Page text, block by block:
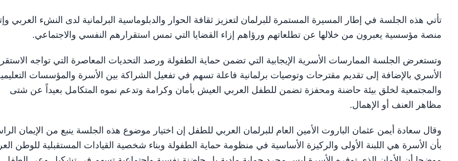
تأتي هذه الجلسة في إطار المسيرة المستمرة للبرلمان لتعزيز ثقافة الحوار والدبلوماسية البرلمانية لدى النشء العربي
منصة مؤسسية يعبرون من خلالها عن تطلعاتهم ورؤاهم إزاء القضايا التي تمس استقرارهم النفسي والاجتماعي.
وتستعرض الجلسة الممارسات الأسرية الإيجابية التي تضمن حماية الطفولة ورصد التحديات المعاصرة التي تواجه
الأسري بالإضافة إلى تقديم مقترحات وتوصيات برلمانية فاعلة تسهم في تفعيل الشراكة بين الأسرة والمؤسسات
والمجتمعية لخلق بيئة حاضنة ومحفزة تضمن للطفل العربي العيش بأمان وكرامة وتدعم نموه المتكامل بعيداً عن شتى
مظاهر العنف أو الإهمال.
وقال سعادة أيمن عثمان الباروت الأمين العام للبرلمان العربي للطفل إن اختيار موضوع هذه الجلسة ينبع من الإيمان
بأن الأسرة هي اللبنة الأولى والركيزة الأساسية في منظومة حماية الطفولة وبناء شخصية القيادات المستقبلية للوطن